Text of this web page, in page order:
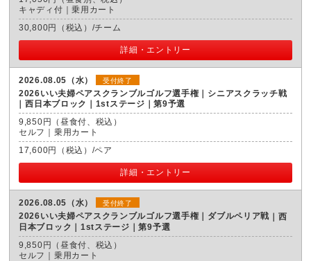
キャディ付｜乗用カート
30,800円（税込）/チーム
詳細・エントリー
2026.08.05（水） 受付終了
2026いい夫婦ペアスクランブルゴルフ選手権｜シニアスクラッチ戦
西日本ブロック｜1stステージ｜第9予選
9,850円（昼食付、税込）
セルフ｜乗用カート
17,600円（税込）/ペア
詳細・エントリー
2026.08.05（水） 受付終了
2026いい夫婦ペアスクランブルゴルフ選手権｜ダブルペリア戦
西
日本ブロック｜1stステージ｜第9予選
9,850円（昼食付、税込）
セルフ｜乗用カート